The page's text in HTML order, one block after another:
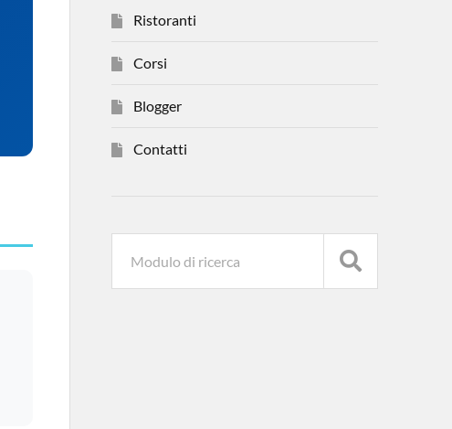
Ristoranti
Corsi
Blogger
Contatti